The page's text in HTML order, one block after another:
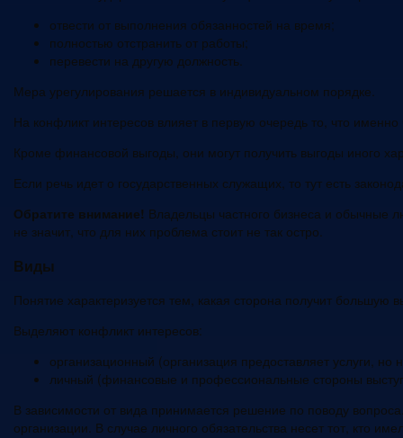
отвести от выполнения обязанностей на время;
полностью отстранить от работы;
перевести на другую должность.
Мера урегулирования решается в индивидуальном порядке.
На конфликт интересов влияет в первую очередь то, что
Кроме финансовой выгоды, они могут получить выгоды иного
Если речь идет о государственных служащих, то тут есть
Обратите внимание! Владельцы частного бизнеса и обычные
не значит, что для них проблема стоит не так остро.
Виды
Понятие характеризуется тем, какая сторона получит
Выделяют конфликт интересов:
организационный (организация предоставляет услуги,
личный (финансовые и профессиональные стороны
В зависимости от вида принимается решение по поводу
организации. В случае личного обязательства несет тот, кто